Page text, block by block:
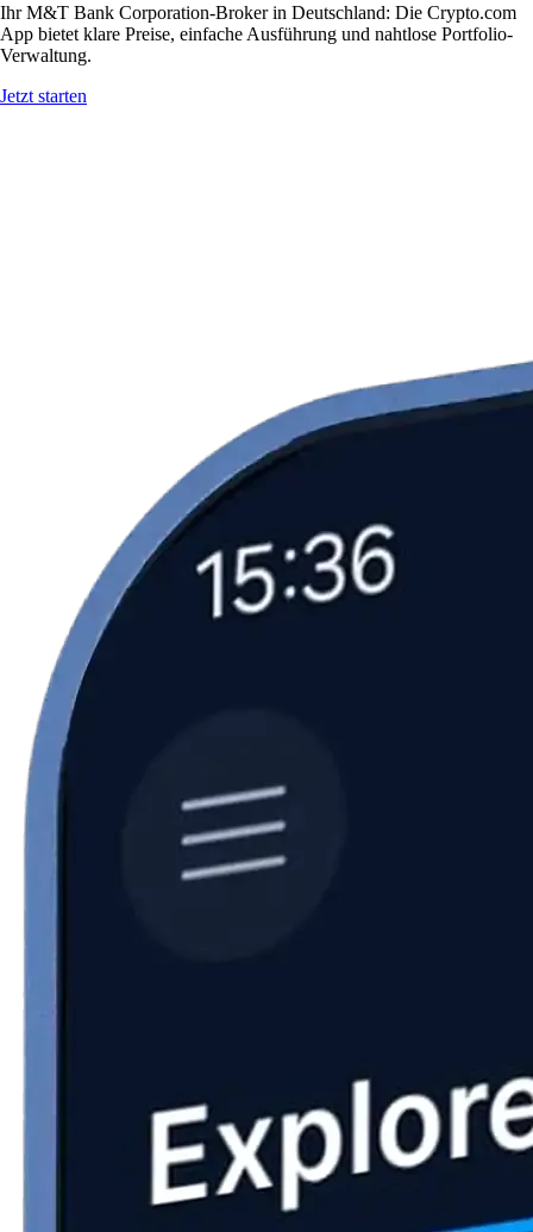
Ihr M&T Bank Corporation-Broker in Deutschland: Die Crypto.com
App bietet klare Preise, einfache Ausführung und nahtlose Portfolio-
Verwaltung.
Jetzt starten